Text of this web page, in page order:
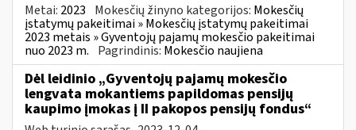
Metai: 2023 Mokesčių žinyno kategorijos: Mokesčių
įstatymų pakeitimai » Mokesčių įstatymų pakeitimai
2023 metais » Gyventojų pajamų mokesčio pakeitimai
nuo 2023 m. Pagrindinis: Mokesčio naujiena
Dėl leidinio „Gyventojų pajamų mokesčio
lengvata mokantiems papildomas pensijų
kaupimo įmokas į II pakopos pensijų fondus“